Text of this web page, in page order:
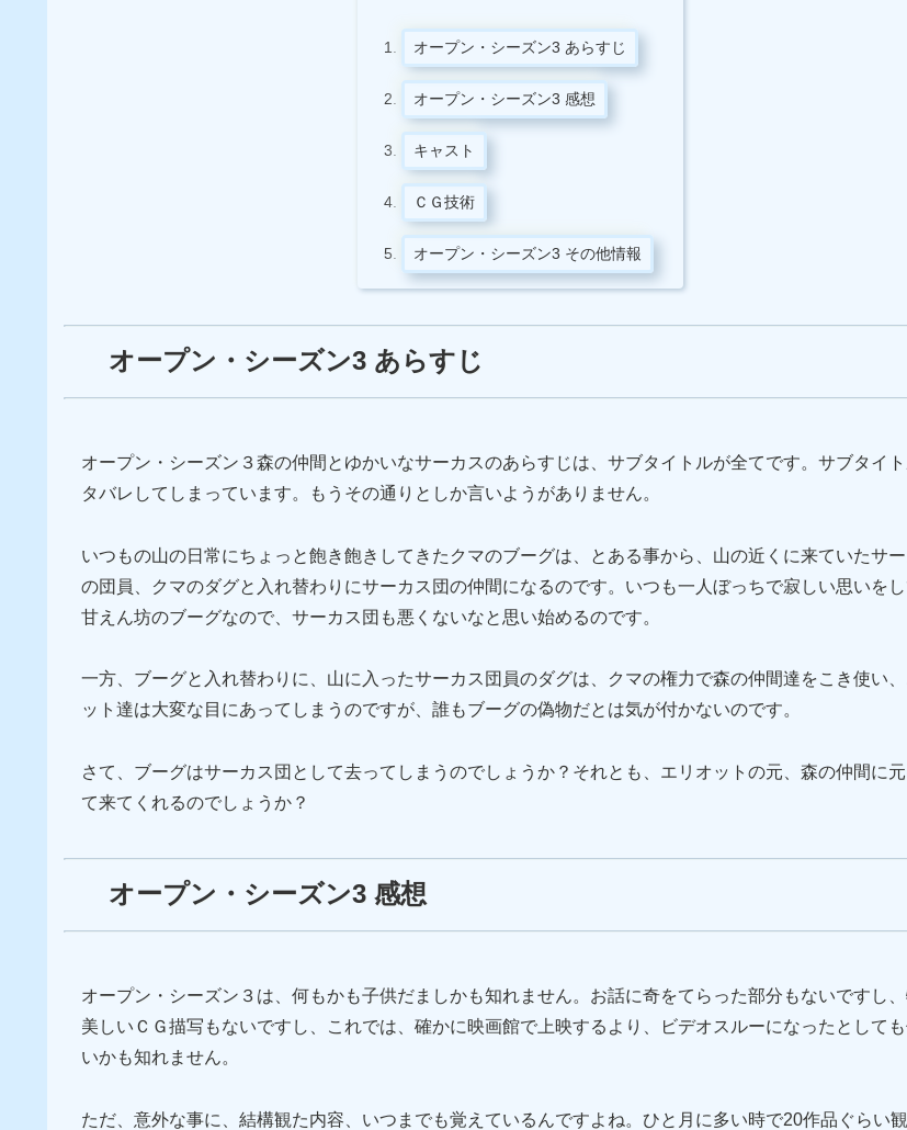
オープン・シーズン3 あらすじ
オープン・シーズン3 感想
キャスト
ＣＧ技術
オープン・シーズン3 その他情報
オープン・シーズン3 あらすじ
オープン・シーズン３森の仲間とゆかいなサーカスのあらすじは、サブタイトルが全てです。サブタイ
タバレしてしまっています。もうその通りとしか言いようがありません。
いつもの山の日常にちょっと飽き飽きしてきたクマのブーグは、とある事から、山の近くに来ていたサー
の団員、クマのダグ­と入れ替わりにサーカス団の仲間になるのです。いつも一人ぼっちで寂しい思いを
甘えん坊のブーグなので、サーカス団も悪くないなと思い始めるのです。
一方、ブーグと入れ替わりに、山に入ったサーカス団員のダグは、クマの権力で森の仲間達をこき使い
ット達は大変な目にあってしまうのですが、誰もブーグの偽物だとは気が付かないのです。
さて、ブーグはサーカス団として去ってしまうのでしょうか？それとも、エリオットの元、森の仲間に
て来てくれるのでしょうか？
オープン・シーズン3 感想
オープン・シーズン３は、何もかも子供だましかも知れません。お話に奇をてらった部分もないですし、
美しいＣＧ描写もないですし、これでは、確かに映画館で上映するより、ビデオスルーになったとして
いかも知れません。
ただ、意外な事に、結構観た内容、いつまでも覚えているんですよね。ひと月に多い時で20作品ぐらい